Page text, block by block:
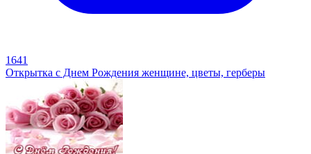
1641
Открытка с Днем Рождения женщине, цветы, герберы